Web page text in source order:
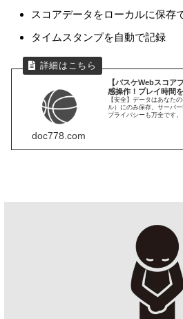
スコアデータをローカルに保存
タイムスタンプを自動で記録
【バスケWebスコア
感操作！プレイ時間
【安全】データはあなた
ル）にのみ保存。サーバ
プライバシーも万全です
doc778.com